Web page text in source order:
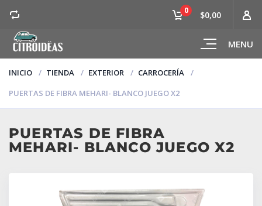
MENU
0 $0,00
INICIO TIENDA EXTERIOR
CARROCERÍA
PUERTAS DE FIBRA MEHARI- BLANCO JUEGO X2
PUERTAS DE FIBRA
MEHARI- BLANCO JUEGO X2